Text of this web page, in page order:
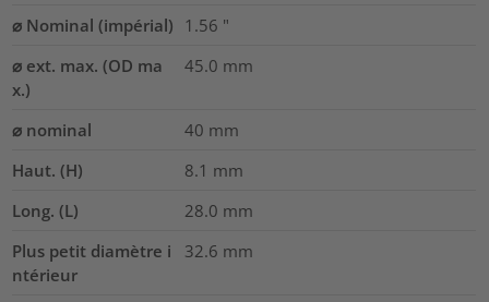
⌀ Nominal (impérial) 1.56 "
⌀ ext. max. (OD ma
x.)
45.0 mm
⌀ nominal 40 mm
Haut. (H)
8.1 mm
Long. (L)
28.0 mm
Plus petit diamètre i
ntérieur
32.6 mm